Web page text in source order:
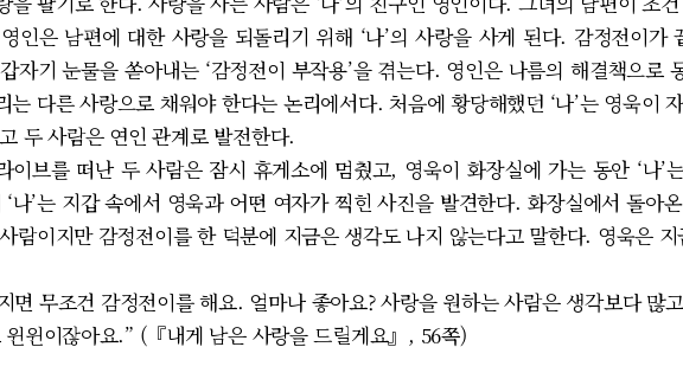
인은 남편에 대한 사랑을 되돌리기 위해 ‘나’의 사랑을 사게 된다. 감정전이가
자기 눈물을 쏟아내는 ‘감정전이 부작용’을 겪는다. 영인은 나름의 해결책으로
는 다른 사랑으로 채워야 한다는 논리에서다. 처음에 황당해했던 ‘나’는 영욱이
두 사람은 연인 관계로 발전한다.
이브를 떠난 두 사람은 잠시 휴게소에 멈췄고, 영욱이 화장실에 가는 동안 ‘나’
나’는 지갑 속에서 영욱과 어떤 여자가 찍힌 사진을 발견한다. 화장실에서 돌아
람이지만 감정전이를 한 덕분에 지금은 생각도 나지 않는다고 말한다. 영욱은
면 무조건 감정전이를 해요. 얼마나 좋아요? 사랑을 원하는 사람은 생각보다 많
윈이잖아요.” (『내게 남은 사랑을 드릴게요』, 56쪽)